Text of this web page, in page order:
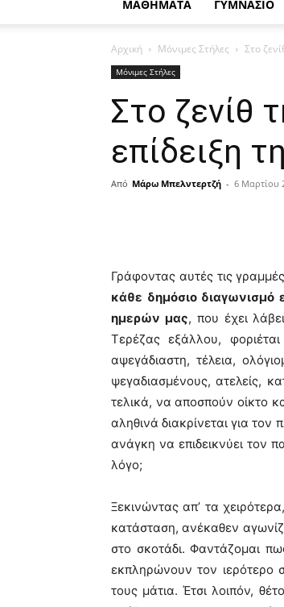
ΜΑΘΗΜΑΤΑ ΓΥΜΝΑΣΙΟ
Αρχική Μόνιμες Στήλες Στο
Μόνιμες Στήλες
Στο ζενίθ
επίδειξη
Από Μάρω Μπελντερτζή - 6 Μαρτίου
Γράφοντας αυτές τις
κάθε δημόσιο διαγωνισμό
ημερών μας, που έχει
Τερέζας εξάλλου,
αψεγάδιαστη, τέλεια,
ψεγαδιασμένους, ατελείς,
τελικά, να αποσπούν οίκτο
αληθινά διακρίνεται για
ανάγκη να επιδεικνύει τον
λόγο;
Ξεκινώντας απ’ τα
κατάσταση, ανέκαθεν
στο σκοτάδι. Φαντάζομαι
εκπληρώνουν τον ιερότερο
τους μάτια. Έτσι λοιπόν,